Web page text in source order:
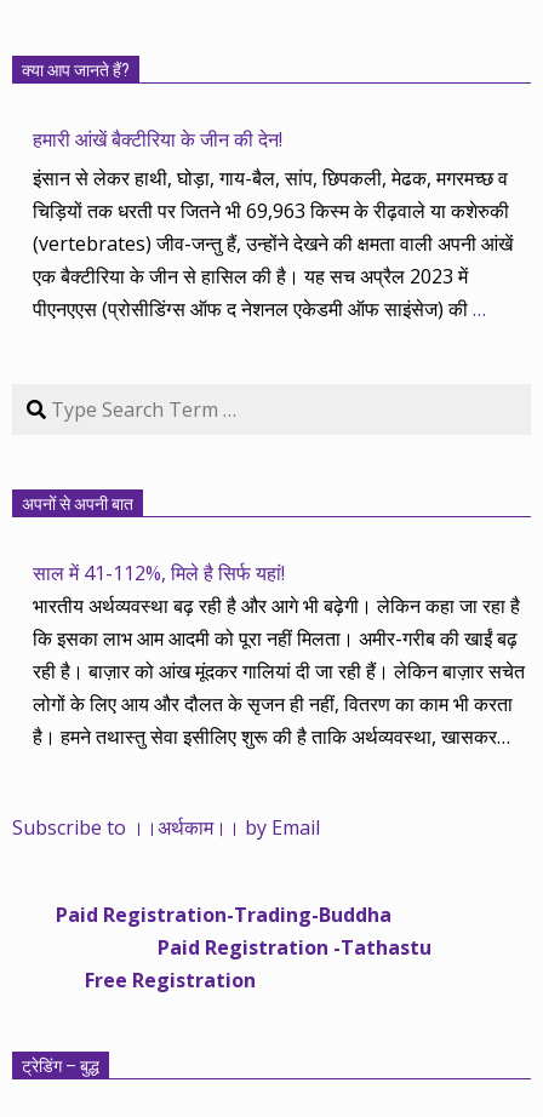
क्या आप जानते हैं?
हमारी आंखें बैक्टीरिया के जीन की देन!
इंसान से लेकर हाथी, घोड़ा, गाय-बैल, सांप, छिपकली, मेढक, मगरमच्छ व
चिड़ियों तक धरती पर जितने भी 69,963 किस्म के रीढ़वाले या कशेरुकी
(vertebrates) जीव-जन्तु हैं, उन्होंने देखने की क्षमता वाली अपनी आंखें
एक बैक्टीरिया के जीन से हासिल की है। यह सच अप्रैल 2023 में
पीएनएएस (प्रोसीडिंग्स ऑफ द नेशनल एकेडमी ऑफ साइंसेज) की…
Search
अपनों से अपनी बात
साल में 41-112%, मिले है सिर्फ यहां!
भारतीय अर्थव्यवस्था बढ़ रही है और आगे भी बढ़ेगी। लेकिन कहा जा रहा है
कि इसका लाभ आम आदमी को पूरा नहीं मिलता। अमीर-गरीब की खाईं बढ़
रही है। बाज़ार को आंख मूंदकर गालियां दी जा रही हैं। लेकिन बाज़ार सचेत
लोगों के लिए आय और दौलत के सृजन ही नहीं, वितरण का काम भी करता
है। हमने तथास्तु सेवा इसीलिए शुरू की है ताकि अर्थव्यवस्था, खासकर
महंगाई की दर 10 प्रतिशत से ऊपर रहती है। वे भागकर जाते हैं सोने और
साढ़े चार सालों से अर्थकाम से जुड़े हैं, वे हमारी ईमानदारी और सत्यनिष्ठा से
भलीभांति वाकिफ हैं। शुरू में हम भी कच्चे थे तो बाज़ार के उस्तादों के जाल
में फंस गए। गलतियां कीं। लेकिन जैसे ही समझ में आया, खटाक से उनसे
मजबूत आधार और गहन रिसर्च के साथ। उसी का नतीजा है कि हमारी
Subscribe to ।।अर्थकाम।। by Email
Paid Registration-Trading-Buddha
Paid Registration -Tathastu
Free Registration
ट्रेडिंग – बुद्ध